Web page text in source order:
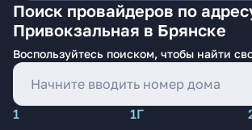
Поиск провайдеров по
Привокзальная в Брянске
Воспользуйтесь поиском, чтобы найти
1 1Г